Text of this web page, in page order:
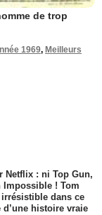
de trop
1969, Meilleurs
Netflix : ni Top Gun,
! Tom
dans ce
histoire vraie